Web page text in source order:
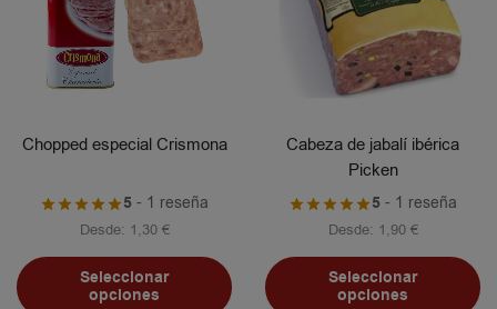
Chopped especial Crismona
5 - 1 reseña
Desde: 1,30 €
Seleccionar
opciones
Cabeza de jabalí ibérica
Picken
5 - 1 reseña
Desde: 1,90 €
Seleccionar
opciones